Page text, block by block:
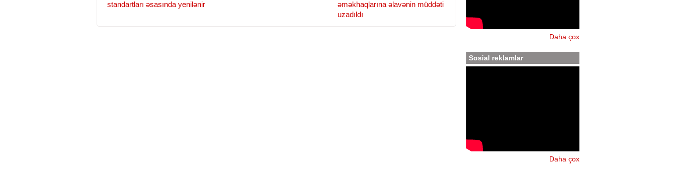
standartları əsasında yenilənir
əməkhaqlarına əlavənin müddəti
uzadıldı
Daha çox
Sosial reklamlar
Daha çox